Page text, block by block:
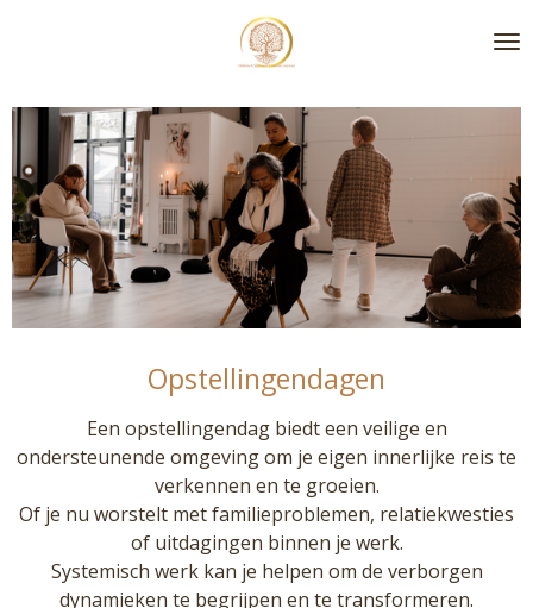
de
hoofdinhoud
Opstellingendagen
Een opstellingendag biedt een veilige en
ondersteunende omgeving om je eigen innerlijke reis te
verkennen en te groeien.
Of je nu worstelt met familieproblemen, relatiekwesties
of uitdagingen binnen je werk.
Systemisch werk kan je helpen om de verborgen
dynamieken te begrijpen en te transformeren.